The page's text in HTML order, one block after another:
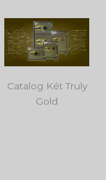
Catalog Két Truly
Gold